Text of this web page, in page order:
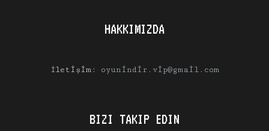
HAKKIMIZDA
İletişim: oyunindir.vip@gmail.com
BIZI TAKIP EDIN